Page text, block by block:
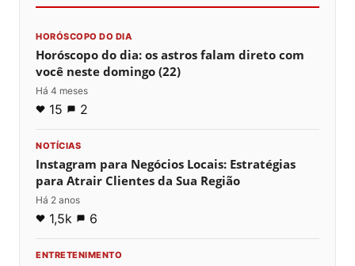
HORÓSCOPO DO DIA
Horóscopo do dia: os astros falam direto com
você neste domingo (22)
Há 4 meses
15 2
NOTÍCIAS
Instagram para Negócios Locais: Estratégias
para Atrair Clientes da Sua Região
Há 2 anos
1,5k 6
ENTRETENIMENTO